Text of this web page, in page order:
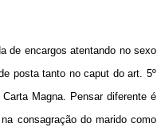
de encargos atentando no sexo
posta tanto no caput do art. 5º
Magna. Pensar diferente é
consagração do marido como